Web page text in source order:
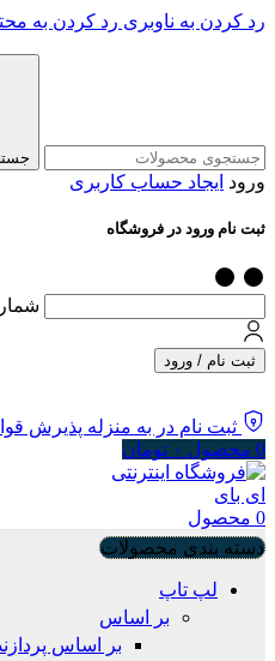
رد کردن به ناوبری رد کردن به
ورود ایجاد حساب کاربری
ثبت نام ورود در فروشگاه
ثبت نام / ورود
ثبت نام در به منزله پذیرش
0 محصول ۰ تومان
0 محصول
دسته بندی محصولات
لپ تاپ
بر اساس
بر اساس